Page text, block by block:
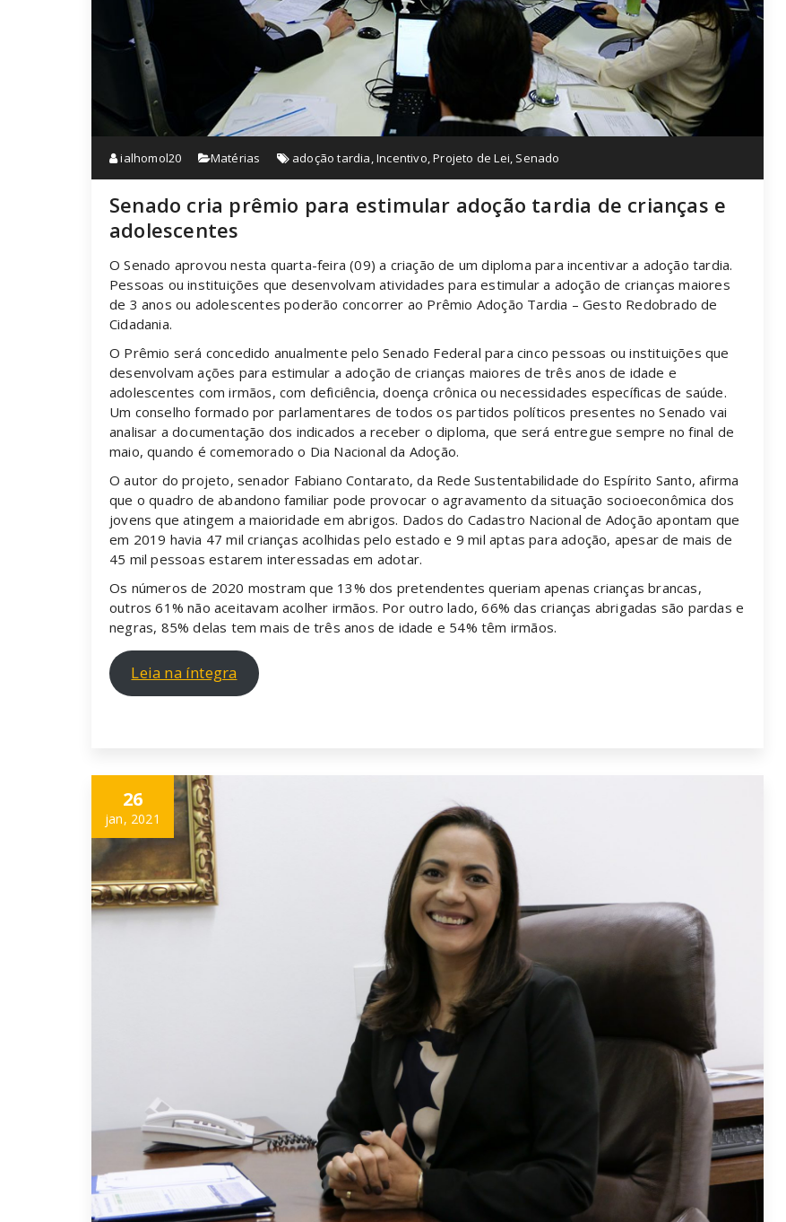
ialhomol20 Matérias adoção tardia,Incentivo,Projeto de Lei, Senado
Senado cria prêmio para estimular adoção tardia de crianças e
adolescentes
O Senado aprovou nesta quarta-feira (09) a criação de um diploma para incentivar a adoção tardia.
Pessoas ou instituições que desenvolvam atividades para estimular a adoção de crianças maiores
de 3 anos ou adolescentes poderão concorrer ao Prêmio Adoção Tardia – Gesto Redobrado de
Cidadania.
O Prêmio será concedido anualmente pelo Senado Federal para cinco pessoas ou instituições que
desenvolvam ações para estimular a adoção de crianças maiores de três anos de idade e
adolescentes com irmãos, com deficiência, doença crônica ou necessidades específicas de saúde.
Um conselho formado por parlamentares de todos os partidos políticos presentes no Senado vai
analisar a documentação dos indicados a receber o diploma, que será entregue sempre no final de
maio, quando é comemorado o Dia Nacional da Adoção.
O autor do projeto, senador Fabiano Contarato, da Rede Sustentabilidade do Espírito Santo, afirma
que o quadro de abandono familiar pode provocar o agravamento da situação socioeconômica dos
jovens que atingem a maioridade em abrigos. Dados do Cadastro Nacional de Adoção apontam que
em 2019 havia 47 mil crianças acolhidas pelo estado e 9 mil aptas para adoção, apesar de mais de
45 mil pessoas estarem interessadas em adotar.
Os números de 2020 mostram que 13% dos pretendentes queriam apenas crianças brancas,
outros 61% não aceitavam acolher irmãos. Por outro lado, 66% das crianças abrigadas são pardas e
negras, 85% delas tem mais de três anos de idade e 54% têm irmãos.
Leia na íntegra
26
jan, 2021